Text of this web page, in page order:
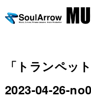
「トランペッ
2023-04-26-